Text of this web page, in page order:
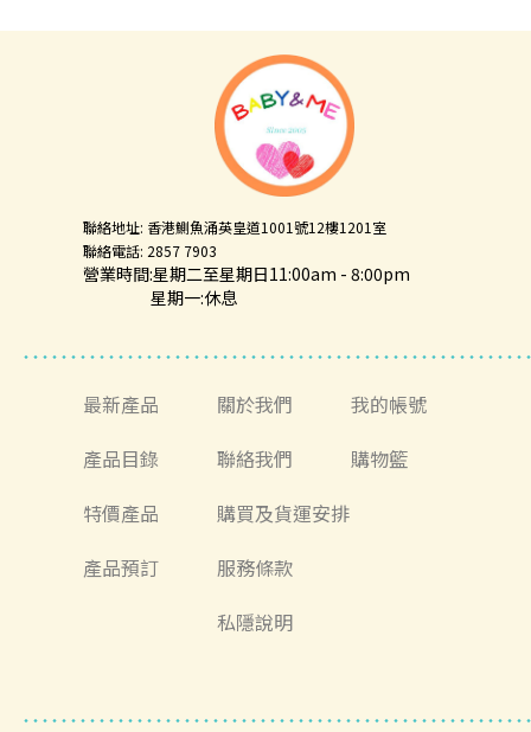
聯絡地址: 香港鰂魚涌英皇道1001號12樓1201室
聯絡電話: 2857 7903
營業時間:星期二至星期日11:00am - 8:00pm
星期一:休息
最新產品
產品目錄
特價產品
產品預訂
關於我們
聯絡我們
購買及貨運安排
服務條款
私隱說明
我的帳號
購物籃